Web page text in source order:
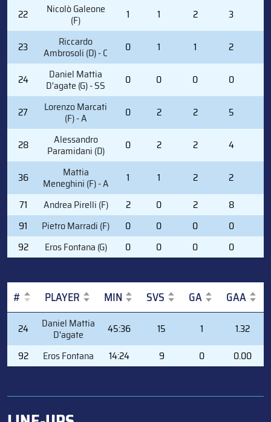
22 Nicolò Galeone
(F) 1 1 2 3
23 Riccardo
Ambrosoli (D) - C 0 1 1 2
24 Daniel Mattia
D'agate (G) - SS 0 0 0 0
27 Lorenzo Marcati
(F) - A 0 2 2 5
28 Alessandro
Paramidani (D) 0 2 2 4
36 Mattia
Meneghini (F) - A 1 1 2 2
71
Andrea Pirelli (F) 2 0 2 8
91
Pietro Marradi (F) 0 0 0 0
92
Eros Fontana (G) 0 0 0 0
# PLAYER MIN SVS GA GAA
PLAYER
24 Daniel Mattia
D'agate 45:36 15 1
1.32
92
Eros Fontana 14:24 9 0 0.00